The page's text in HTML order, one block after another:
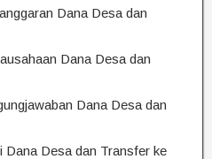
Dana Desa dan
Dana Desa dan
Dana Desa dan
Dana Desa dan Transfer ke